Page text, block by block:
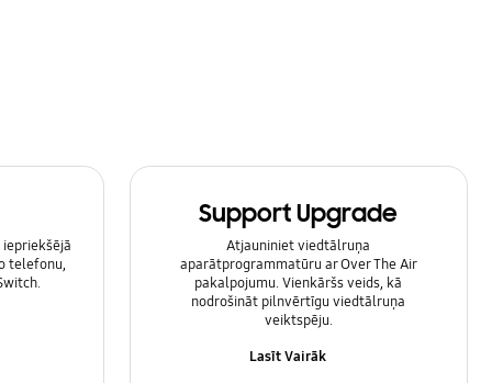
telefonu,
Support Upgrade
Atjauniniet viedtālruņa
aparātprogrammatūru ar Over The Air
pakalpojumu. Vienkāršs veids, kā
nodrošināt pilnvērtīgu viedtālruņa
veiktspēju.
Lasīt Vairāk